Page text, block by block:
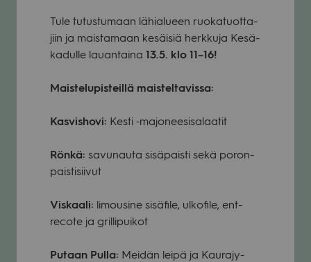
Tule tutus­tu­maan lähia­lu­een ruo­ka­tuot­ta­
jiin ja mais­ta­maan kesäi­siä herk­kuja Kesä­
ka­dulle lau­an­taina 13.5. klo 11–16!
Mais­te­lu­pis­teillä mais­tel­ta­vissa:
Kas­vis­hovi: Kesti ‑majo­nee­si­sa­laa­tit
Rönkä: savu­nauta sisä­paisti sekä poron­
pais­ti­sii­vut
Vis­kaali: limousine sisä­file, ulko­file, ent­
recote ja gril­li­pui­kot
Putaan Pulla: Mei­dän leipä ja Kau­ra­jy­